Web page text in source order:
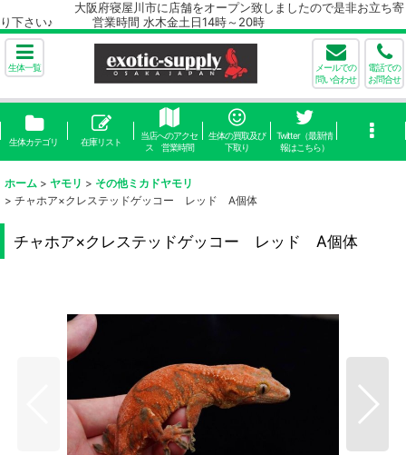
大阪府寝屋川市に店舗をオープン致しましたので是非お立ち寄
り下さい♪ 営業時間 水木金土日14時～20時
生体一覧
メールでの
問い合わせ
電話での
お問合せ
生体カテゴリ 在庫リスト
当店へのアクセ
ス 営業時間
生体の買取及び
下取り
Twitter（最新情
報はこちら）
ホーム > ヤモリ > その他ミカドヤモリ
> チャホア×クレステッドゲッコー レッド A個体
チャホア×クレステッドゲッコー レッド A個体